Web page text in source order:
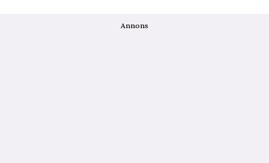
Annons